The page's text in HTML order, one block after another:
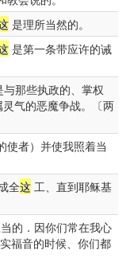
是理所当然的。
是第一条带应许的诫
那些执政的、掌权
气的恶魔争战。〔两
使者）并使我照着当
全这 工、直到耶稣基
的．因你们常在我心
福音的时候、你们都